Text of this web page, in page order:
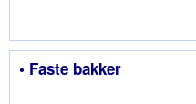
• Faste bakker